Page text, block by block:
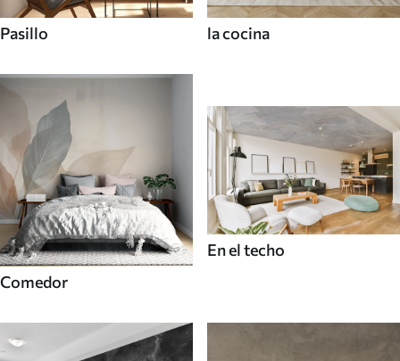
Pasillo la cocina
Comedor
En el techo